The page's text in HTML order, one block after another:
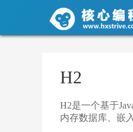
H2
H2是一个基于
内存数据库、嵌